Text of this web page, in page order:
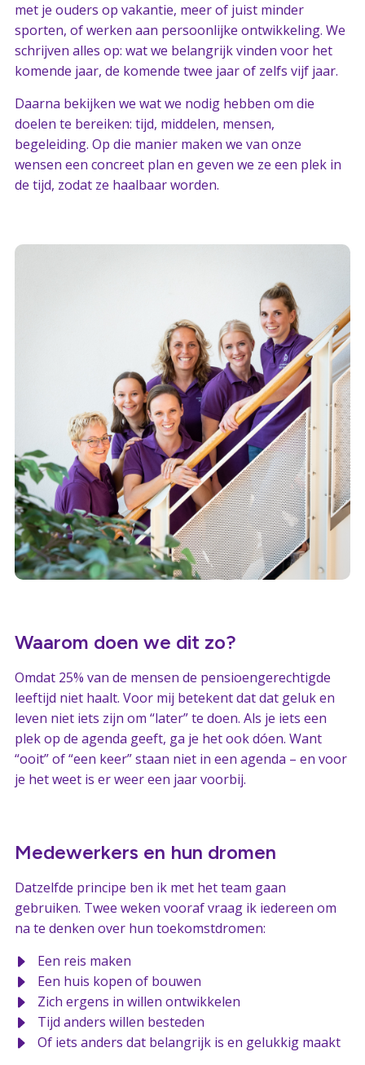
met je ouders op vakantie, meer of juist minder
sporten, of werken aan persoonlijke ontwikkeling. We
schrijven alles op: wat we belangrijk vinden voor het
komende jaar, de komende twee jaar of zelfs vijf jaar.
Daarna bekijken we wat we nodig hebben om die
doelen te bereiken: tijd, middelen, mensen,
begeleiding. Op die manier maken we van onze
wensen een concreet plan en geven we ze een plek in
de tijd, zodat ze haalbaar worden.
Waarom doen we dit zo?
Omdat 25% van de mensen de pensioengerechtigde
leeftijd niet haalt. Voor mij betekent dat dat geluk en
leven niet iets zijn om “later” te doen. Als je iets een
plek op de agenda geeft, ga je het ook dóen. Want
“ooit” of “een keer” staan niet in een agenda – en voor
je het weet is er weer een jaar voorbij.
Medewerkers en hun dromen
Datzelfde principe ben ik met het team gaan
gebruiken. Twee weken vooraf vraag ik iedereen om
na te denken over hun toekomstdromen:
Een reis maken
Een huis kopen of bouwen
Zich ergens in willen ontwikkelen
Tijd anders willen besteden
Of iets anders dat belangrijk is en gelukkig maakt